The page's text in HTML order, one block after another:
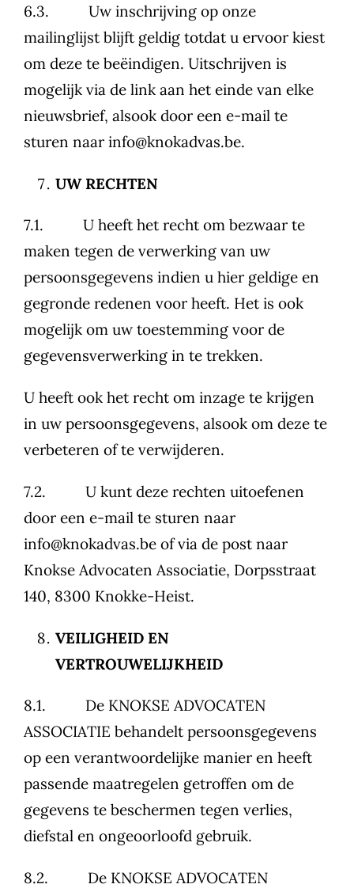
6.3. Uw inschrijving op onze
mailinglijst blijft geldig totdat u ervoor kiest
om deze te beëindigen. Uitschrijven is
mogelijk via de link aan het einde van elke
nieuwsbrief, alsook door een e-mail te
sturen naar info@knokadvas.be.
UW RECHTEN
7.1. U heeft het recht om bezwaar te
maken tegen de verwerking van uw
persoonsgegevens indien u hier geldige en
gegronde redenen voor heeft. Het is ook
mogelijk om uw toestemming voor de
gegevensverwerking in te trekken.
U heeft ook het recht om inzage te krijgen
in uw persoonsgegevens, alsook om deze te
verbeteren of te verwijderen.
7.2. U kunt deze rechten uitoefenen
door een e-mail te sturen naar
info@knokadvas.be of via de post naar
Knokse Advocaten Associatie, Dorpsstraat
140, 8300 Knokke-Heist.
VEILIGHEID EN
VERTROUWELIJKHEID
8.1. De KNOKSE ADVOCATEN
ASSOCIATIE behandelt persoonsgegevens
op een verantwoordelijke manier en heeft
passende maatregelen getroffen om de
gegevens te beschermen tegen verlies,
diefstal en ongeoorloofd gebruik.
8.2. De KNOKSE ADVOCATEN